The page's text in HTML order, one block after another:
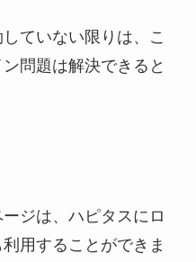
ていない限りは、こ
問題は解決できると
ジは、ハピタスにロ
用することができま